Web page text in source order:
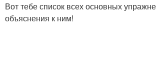
Вот тебе список всех основных
объяснения к ним!